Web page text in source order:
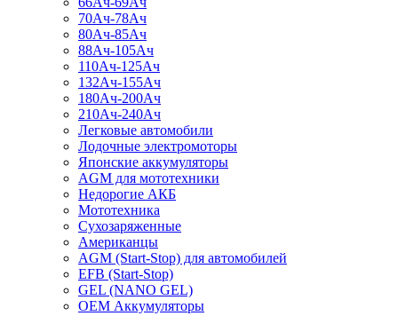
70Ач-78Ач
80Ач-85Ач
88Ач-105Ач
110Ач-125Ач
132Ач-155Ач
180Ач-200Ач
210Ач-240Ач
Легковые автомобили
Лодочные электромоторы
Японские аккумуляторы
AGM для мототехники
Недорогие АКБ
Мототехника
Сухозаряженные
Американцы
AGM (Start-Stop) для автомобилей
EFB (Start-Stop)
GEL (NANO GEL)
OEM Аккумуляторы